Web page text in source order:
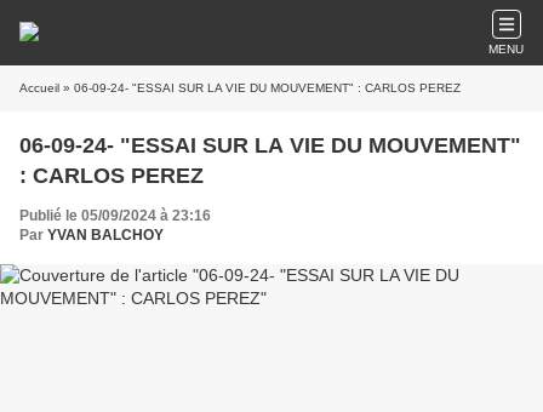
MENU
Accueil » 06-09-24- "ESSAI SUR LA VIE DU MOUVEMENT" : CARLOS PEREZ
06-09-24- "ESSAI SUR LA VIE DU MOUVEMENT"
: CARLOS PEREZ
Publié le 05/09/2024 à 23:16
Par YVAN BALCHOY